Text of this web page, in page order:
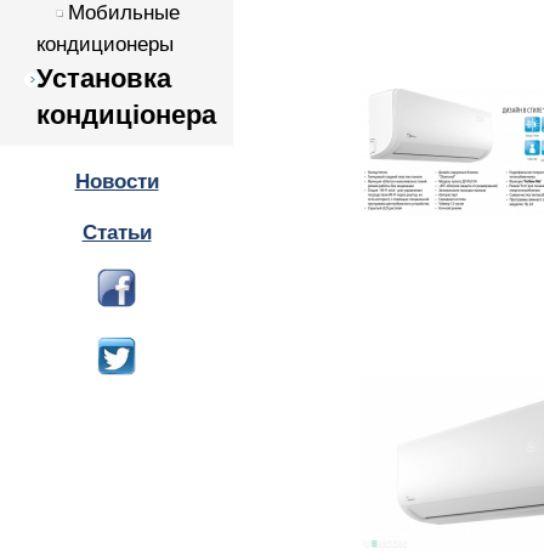
Мобильные
кондиционеры
Установка
кондиціонера
Новости
Статьи